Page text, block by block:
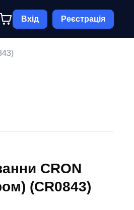
Вхід Реєстрація
CRON
(CR0843)